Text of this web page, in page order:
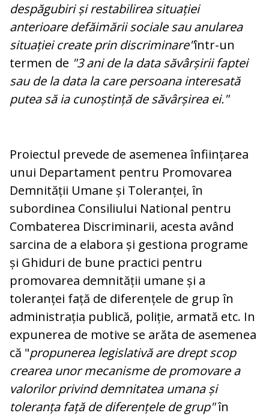
despăgubiri și restabilirea situației
anterioare defăimării sociale sau anularea
situației create prin discriminare"într-un
termen de "3 ani de la data săvârșirii faptei
sau de la data la care persoana interesată
putea să ia cunoștință de săvârșirea ei."
Proiectul prevede de asemenea înființarea
unui Departament pentru Promovarea
Demnității Umane și Toleranței, în
subordinea Consiliului National pentru
Combaterea Discriminarii, acesta având
sarcina de a elabora și gestiona programe
și Ghiduri de bune practici pentru
promovarea demnității umane și a
toleranței față de diferențele de grup în
administrația publică, poliție, armată etc. In
expunerea de motive se arăta de asemenea
că "propunerea legislativă are drept scop
crearea unor mecanisme de promovare a
valorilor privind demnitatea umana și
toleranța față de diferențele de grup"în